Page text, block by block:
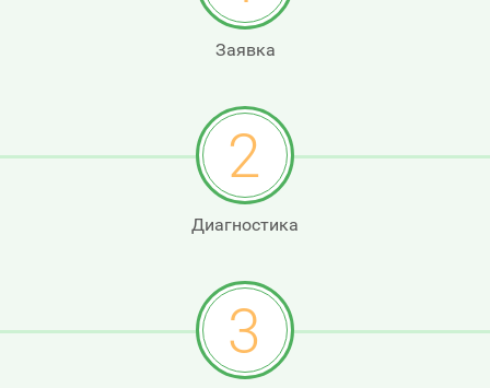
Заявка
2
Диагностика
3